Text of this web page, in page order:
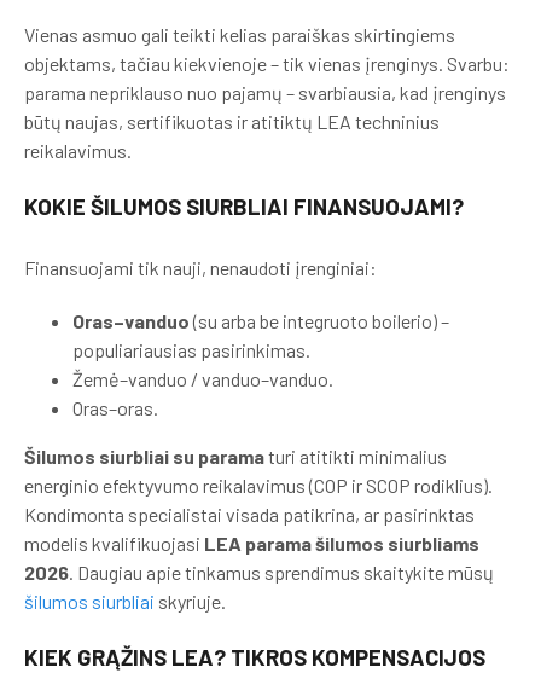
Vienas asmuo gali teikti kelias paraiškas skirtingiems
objektams, tačiau kiekvienoje – tik vienas įrenginys. Svarbu:
parama nepriklauso nuo pajamų – svarbiausia, kad įrenginys
būtų naujas, sertifikuotas ir atitiktų LEA techninius
reikalavimus.
KOKIE ŠILUMOS SIURBLIAI FINANSUOJAMI?
Finansuojami tik nauji, nenaudoti įrenginiai:
Oras–vanduo(su arba be integruoto boilerio) –
populiariausias pasirinkimas.
Žemė–vanduo / vanduo–vanduo.
Oras–oras.
Šilumos siurbliai su paramaturi atitikti minimalius
energinio efektyvumo reikalavimus (COP ir SCOP rodiklius).
Kondimonta specialistai visada patikrina, ar pasirinktas
modelis kvalifikuojasi LEA parama šilumos siurbliams
2026. Daugiau apie tinkamus sprendimus skaitykite mūsų
šilumos siurbliai skyriuje.
KIEK GRĄŽINS LEA? TIKROS KOMPENSACIJOS